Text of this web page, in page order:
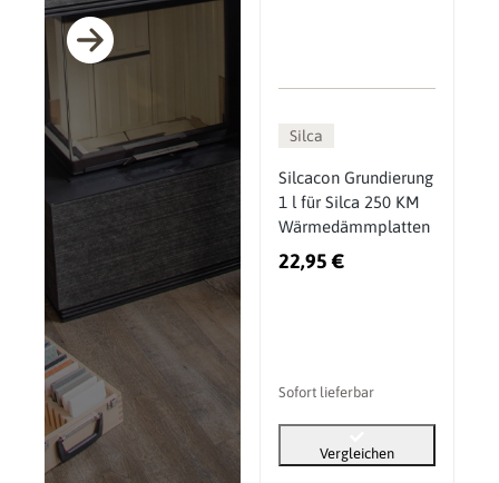
Silca
Silcacon Grundierung
1 l für Silca 250 KM
Wärmedämmplatten
22,95 €
Sofort lieferbar
Vergleichen